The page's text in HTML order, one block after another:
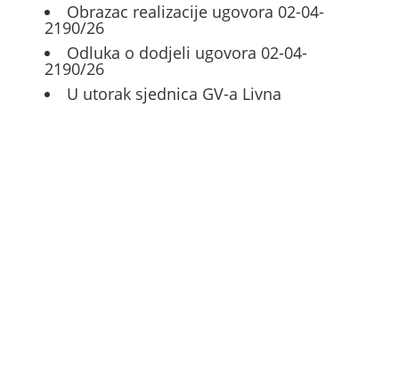
Obrazac realizacije ugovora 02-04-
2190/26
Odluka o dodjeli ugovora 02-04-
2190/26
U utorak sjednica GV-a Livna